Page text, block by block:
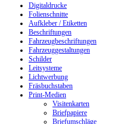
Digitaldrucke
Folienschnitte
Aufkleber / Etiketten
Beschriftungen
Fahrzeugbeschriftungen
Fahrzeuggestaltungen
Schilder
Leitsysteme
Lichtwerbung
Fräsbuchstaben
Print-Medien
Visitenkarten
Briefpapiere
Briefumschläge